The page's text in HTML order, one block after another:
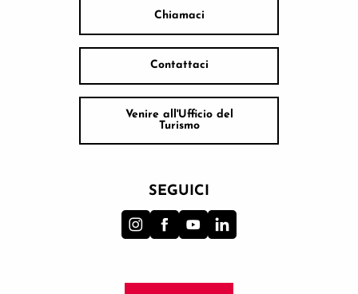
Chiamaci
Contattaci
Venire all'Ufficio del
Turismo
SEGUICI